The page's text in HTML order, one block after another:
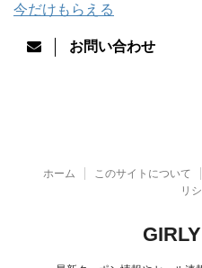
今だけもらえる
お問い合わせ
ホーム このサイトについて
リ